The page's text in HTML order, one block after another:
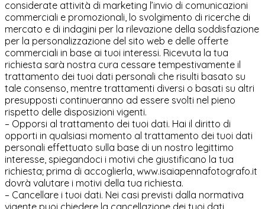
considerate attività di marketing l’invio di comunicazioni
commerciali e promozionali, lo svolgimento di ricerche di
mercato e di indagini per la rilevazione della soddisfazione
per la personalizzazione del sito web e delle offerte
commerciali in base ai tuoi interessi. Ricevuta la tua
richiesta sarà nostra cura cessare tempestivamente il
trattamento dei tuoi dati personali che risulti basato su
tale consenso, mentre trattamenti diversi o basati su altri
presupposti continueranno ad essere svolti nel pieno
rispetto delle disposizioni vigenti.
– Opporsi al trattamento dei tuoi dati. Hai il diritto di
opporti in qualsiasi momento al trattamento dei tuoi dati
personali effettuato sulla base di un nostro legittimo
interesse, spiegandoci i motivi che giustificano la tua
richiesta; prima di accoglierla, www.isaiapennafotografo.it
dovrà valutare i motivi della tua richiesta.
– Cancellare i tuoi dati. Nei casi previsti dalla normativa